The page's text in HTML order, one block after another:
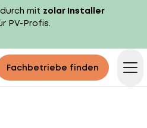
mit zolar Installer
PV-Profis.
Fachbetriebe finden